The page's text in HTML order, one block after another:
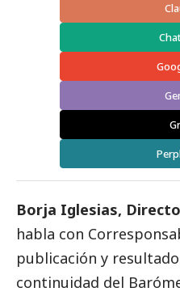
Borja Iglesias,
habla con
publicación y
continuidad del